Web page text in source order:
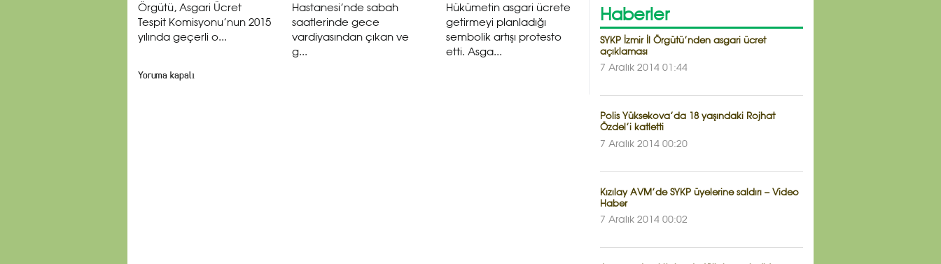
Örgütü, Asgari Ücret
Tespit Komisyonu’nun 2015
yılında geçerli o...
Hastanesi’nde sabah
saatlerinde gece
vardiyasından çıkan ve
g...
Hükümetin asgari ücrete
getirmeyi planladığı
sembolik artışı protesto
etti. Asga...
Yoruma kapalı
Haberler
SYKP İzmir İl Örgütü’nden asgari ücret
açıklaması
7 Aralık 2014 01:44
Polis Yüksekova’da 18 yaşındaki Rojhat
Özdel’i katletti
7 Aralık 2014 00:20
Kızılay AVM’de SYKP üyelerine saldırı – Video
Haber
7 Aralık 2014 00:02